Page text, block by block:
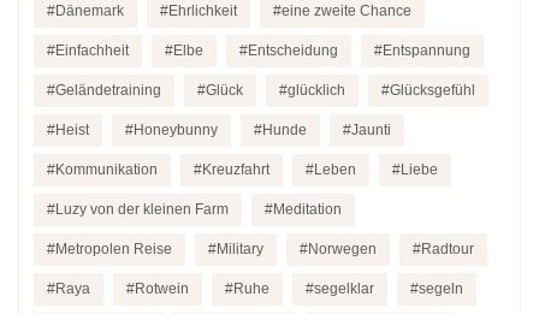
Dänemark Ehrlichkeit eine zweite Chance
Einfachheit Elbe Entscheidung Entspannung
Geländetraining Glück glücklich Glücksgefühl
Heist Honeybunny Hunde Jaunti
Kommunikation Kreuzfahrt Leben Liebe
Luzy von der kleinen Farm Meditation
Metropolen Reise Military Norwegen Radtour
Raya Rotwein Ruhe segelklar segeln